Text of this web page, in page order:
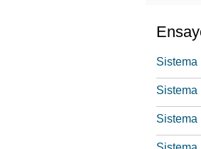
Sistema
Sistema
Sistema